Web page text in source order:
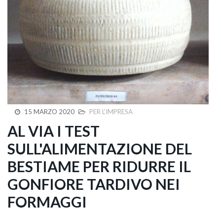
15 MARZO 2020 PER L'IMPRESA
AL VIA I TEST
SULL'ALIMENTAZIONE DEL
BESTIAME PER RIDURRE IL
GONFIORE TARDIVO NEI
FORMAGGI